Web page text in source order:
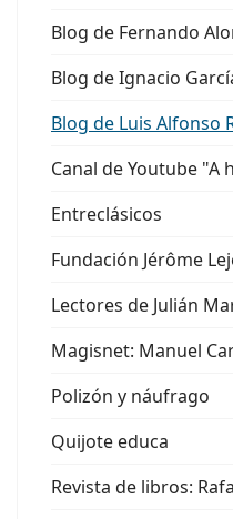
Blog de Fernando
Blog de Ignacio
Blog de Luis Alfonso
Canal de Youtube
Entreclásicos
Fundación Jérôme
Lectores de Julián
Magisnet: Manuel
Polizón y náufrago
Quijote educa
Revista de libros: